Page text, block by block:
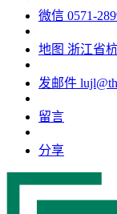
微信 0571-
地图 浙江省
发邮件
留言
分享